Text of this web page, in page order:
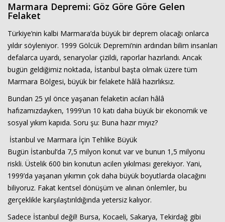
Marmara Depremi: Göz Göre Göre Gelen
Felaket
Türkiye’nin kalbi Marmara’da büyük bir deprem olacağı onlarca
yıldır söyleniyor. 1999 Gölcük Depremi’nin ardından bilim insanları
defalarca uyardı, senaryolar çizildi, raporlar hazırlandı. Ancak
bugün geldiğimiz noktada, İstanbul başta olmak üzere tüm
Marmara Bölgesi, büyük bir felakete hâlâ hazırlıksız.
Bundan 25 yıl önce yaşanan felaketin acıları hâlâ
hafızamızdayken, 1999’un 10 katı daha büyük bir ekonomik ve
sosyal yıkım kapıda. Soru şu: Buna hazır mıyız?
İstanbul ve Marmara İçin Tehlike Büyük
Bugün İstanbul’da 7,5 milyon konut var ve bunun 1,5 milyonu
riskli. Üstelik 600 bin konutun acilen yıkılması gerekiyor. Yani,
1999’da yaşanan yıkımın çok daha büyük boyutlarda olacağını
biliyoruz. Fakat kentsel dönüşüm ve alınan önlemler, bu
gerçeklikle karşılaştırıldığında yetersiz kalıyor.
Sadece İstanbul değil! Bursa, Kocaeli, Sakarya, Tekirdağ gibi
VİDEO GALERİ
KÜNYE
İLETİŞİM
Haberin Doğru Adresi.